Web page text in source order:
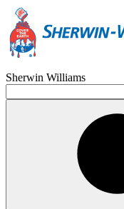
Sherwin Williams